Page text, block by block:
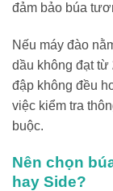
đảm bảo búa
Nếu máy đào
dầu không đạt từ
đập không đều
việc kiểm tra
buộc.
Nên chọn
hay Side?